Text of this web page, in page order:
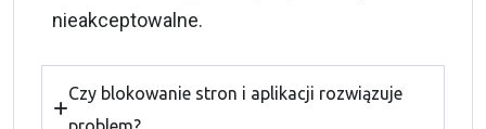
nieakceptowalne.
Czy blokowanie stron i aplikacji rozwiązuje